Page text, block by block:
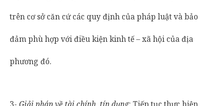
trên cơ sở căn cứ các quy định của pháp luật và bảo
đảm phù hợp với điều kiện kinh tế – xã hội của địa
phương đó.